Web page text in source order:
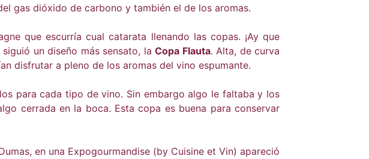
gas dióxido de carbono y también el de los aromas.
que escurría cual catarata llenando las copas. ¡Ay que
un diseño más sensato, laCopa Flauta. Alta, de curva
disfrutar a pleno de los aromas del vino espumante.
para cada tipo de vino. Sin embargo algo le faltaba y los
cerrada en la boca. Esta copa es buena para conservar
en una Expogourmandise (by Cuisine et Vin) apareció